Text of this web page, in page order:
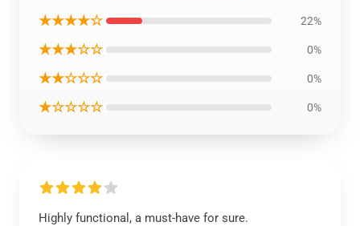
★★★★☆ 22%
★★★☆☆ 0%
★★☆☆☆ 0%
★☆☆☆☆ 0%
Highly functional, a must-have for sure.